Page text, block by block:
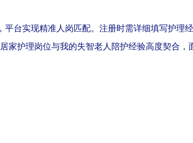
台实现精准人岗匹配。注册时需详细填写护理
家护理岗位与我的失智老人陪护经验高度契合